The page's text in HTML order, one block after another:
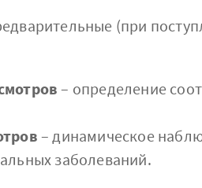
(при
– определение
– динамическое
заболеваний.